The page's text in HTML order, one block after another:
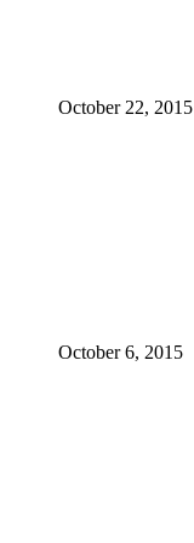
October 22, 2015
October 6, 2015